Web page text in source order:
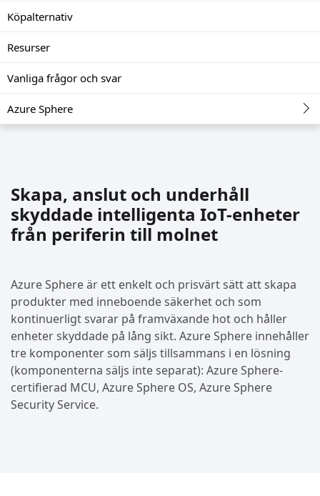
Köpalternativ
Resurser
Vanliga frågor och svar
Azure Sphere
Skapa, anslut och underhåll
skyddade intelligenta IoT-enheter
från periferin till molnet
Azure Sphere är ett enkelt och prisvärt sätt att skapa
produkter med inneboende säkerhet och som
kontinuerligt svarar på framväxande hot och håller
enheter skyddade på lång sikt. Azure Sphere innehåller
tre komponenter som säljs tillsammans i en lösning
(komponenterna säljs inte separat): Azure Sphere-
certifierad MCU, Azure Sphere OS, Azure Sphere
Security Service.